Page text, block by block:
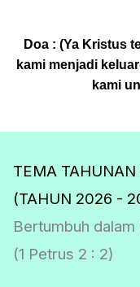
Doa : (Ya Kristus
kami menjadi
kami
TEMA TAHUNAN
(TAHUN 2026 -
Bertumbuh dalam
(1 Petrus 2 : 2)